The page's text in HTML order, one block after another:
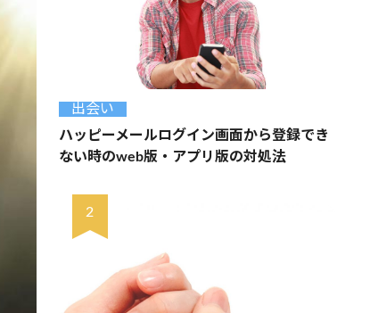
出会い
ハッピーメールログイン画面から登録でき
ない時のweb版・アプリ版の対処法